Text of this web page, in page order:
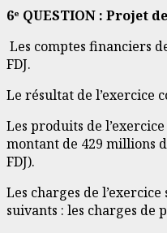
6ᵉ QUESTION : Projet
Les comptes financiers
FDJ.
Le résultat de l’exercice
Les produits de
montant de 429 millions
FDJ).
Les charges de
suivants : les charges de